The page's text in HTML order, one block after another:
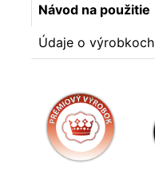
Návod na použitie
Údaje o výrobkoch